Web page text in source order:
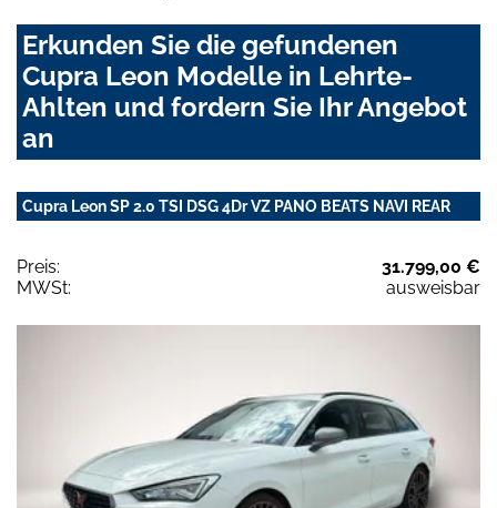
Erkunden Sie die gefundenen
Cupra Leon Modelle in Lehrte-
Ahlten und fordern Sie Ihr Angebot
an
Cupra Leon SP 2.0 TSI DSG 4Dr VZ PANO BEATS NAVI REAR
Preis:
31.799,00 €
MWSt:
ausweisbar